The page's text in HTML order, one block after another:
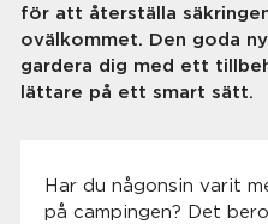
för att återställa
ovälkommet. Den goda
gardera dig med ett
lättare på ett smart sätt.
Har du någonsin varit
på campingen? Det